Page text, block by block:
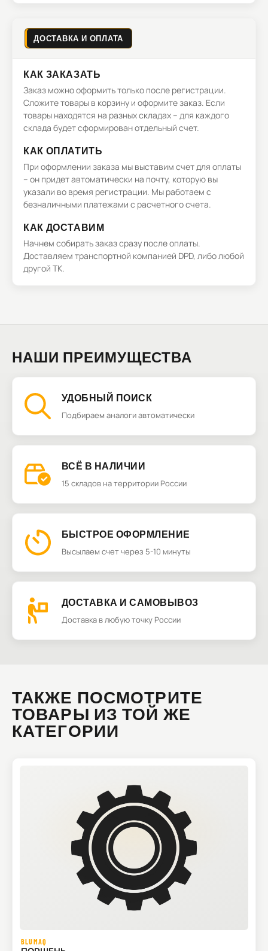
ДОСТАВКА И ОПЛАТА
КАК ЗАКАЗАТЬ
Заказ можно оформить только после регистрации.
Сложите товары в корзину и оформите заказ. Если
товары находятся на разных складах – для каждого
склада будет сформирован отдельный счет.
КАК ОПЛАТИТЬ
При оформлении заказа мы выставим счет для оплаты
– он придет автоматически на почту, которую вы
указали во время регистрации. Мы работаем с
безналичными платежами с расчетного счета.
КАК ДОСТАВИМ
Начнем собирать заказ сразу после оплаты.
Доставляем транспортной компанией DPD, либо любой
другой ТК.
НАШИ ПРЕИМУЩЕСТВА
УДОБНЫЙ ПОИСК
Подбираем аналоги автоматически
ВСЁ В НАЛИЧИИ
15 складов на территории России
БЫСТРОЕ ОФОРМЛЕНИЕ
Высылаем счет через 5-10 минуты
ДОСТАВКА И САМОВЫВОЗ
Доставка в любую точку России
ТАКЖЕ ПОСМОТРИТЕ
ТОВАРЫ ИЗ ТОЙ ЖЕ
КАТЕГОРИИ
BLUMAQ